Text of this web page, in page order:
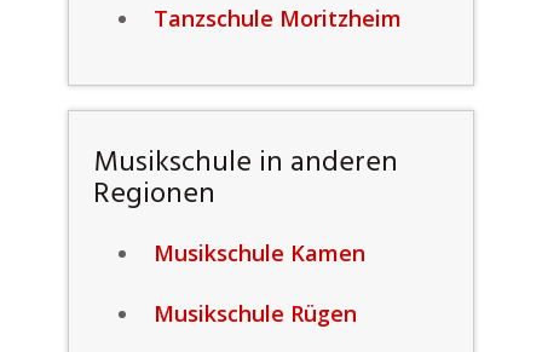
Tanzschule Moritzheim
Musikschule in anderen
Regionen
Musikschule Kamen
Musikschule Rügen